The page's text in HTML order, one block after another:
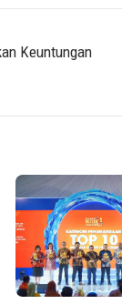
Keuntungan